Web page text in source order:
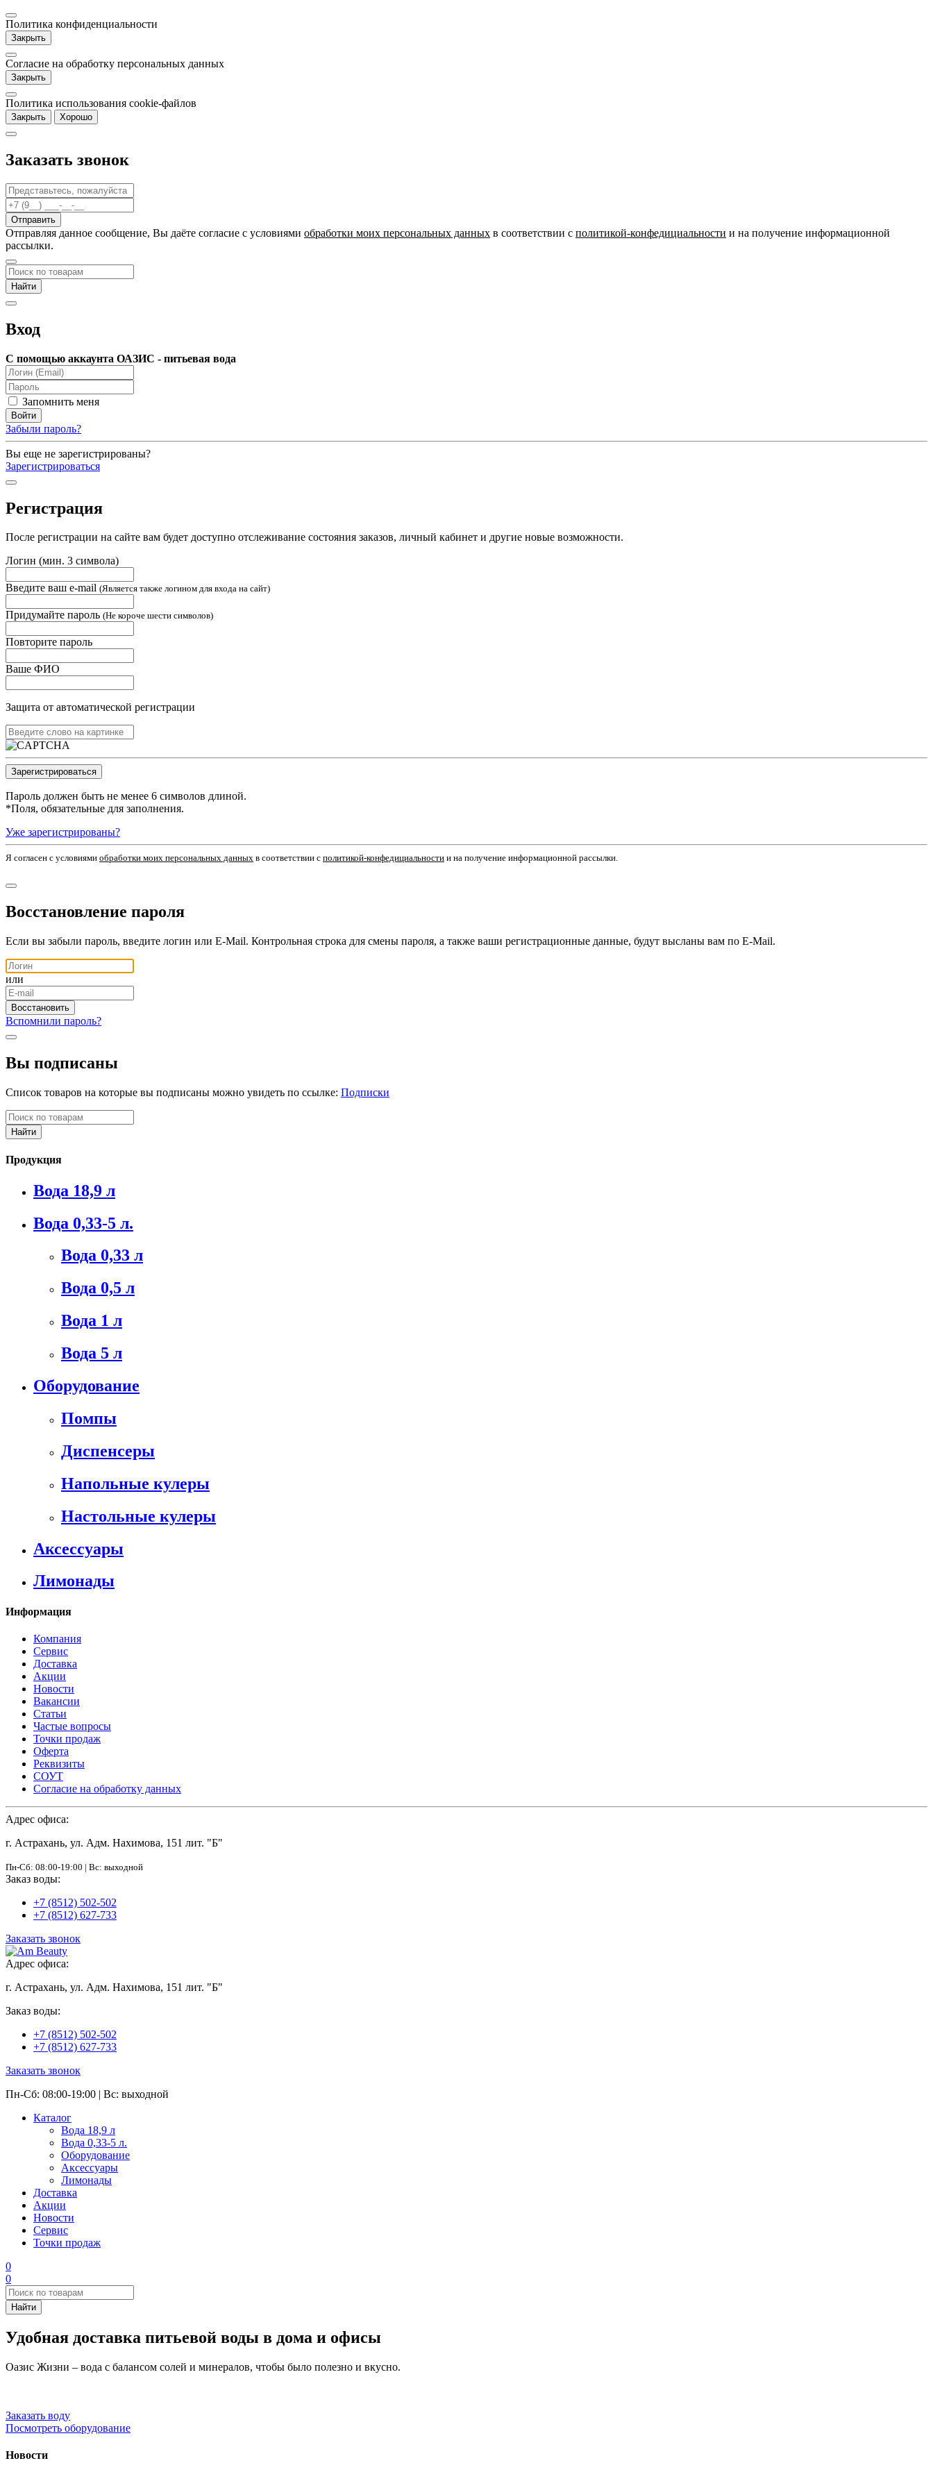
Политика конфиденциальности
Закрыть
Согласие на обработку персональных данных
Закрыть
Политика использования cookie-файлов
Закрыть Хорошо
Заказать звонок
Отправляя данное сообщение, Вы даёте согласие c условиями обработки моих персональных данных в соответствии с политикой-конфедициальности и на получение информационной
рассылки.
Вход
С помощью аккаунта ОАЗИС - питьевая вода
Запомнить меня
Забыли пароль?
Вы еще не зарегистрированы?
Зарегистрироваться
Регистрация
После регистрации на сайте вам будет доступно отслеживание состояния заказов, личный кабинет и другие новые возможности.
Логин (мин. 3 символа)
Введите ваш e-mail (Является также логином для входа на сайт)
Придумайте пароль (Не короче шести символов)
Повторите пароль
Ваше ФИО
Защита от автоматической регистрации
Пароль должен быть не менее 6 символов длиной.
*Поля, обязательные для заполнения.
Уже зарегистрированы?
Я согласен c условиями обработки моих персональных данных в соответствии с политикой-конфедициальности и на получение информационной рассылки.
Восстановление пароля
Если вы забыли пароль, введите логин или E-Mail. Контрольная строка для смены пароля, а также ваши регистрационные данные, будут высланы вам по E-Mail.
или
Вспомнили пароль?
Вы подписаны
Список товаров на которые вы подписаны можно увидеть по ссылке: Подписки
Продукция
Вода 18,9 л
Вода 0,33-5 л.
Вода 0,33 л
Вода 0,5 л
Вода 1 л
Вода 5 л
Оборудование
Помпы
Диспенсеры
Напольные кулеры
Настольные кулеры
Аксессуары
Лимонады
Информация
Компания
Сервис
Доставка
Акции
Новости
Вакансии
Статьи
Частые вопросы
Точки продаж
Оферта
Реквизиты
СОУТ
Согласие на обработку данных
Адрес офиса:
г. Астрахань, ул. Адм. Нахимова, 151 лит. "Б"
Пн-Сб: 08:00-19:00 | Вс: выходной
Заказ воды:
+7 (8512) 502-502
+7 (8512) 627-733
Заказать звонок
Адрес офиса:
г. Астрахань, ул. Адм. Нахимова, 151 лит. "Б"
Заказ воды:
+7 (8512) 502-502
+7 (8512) 627-733
Заказать звонок
Пн-Сб: 08:00-19:00 | Вс: выходной
Каталог
Вода 18,9 л
Вода 0,33-5 л.
Оборудование
Аксессуары
Лимонады
Доставка
Акции
Новости
Сервис
Точки продаж
0
0
Удобная доставка питьевой воды в дома и офисы
Оазис Жизни – вода с балансом солей и минералов, чтобы было полезно и вкусно.
Заказать воду
Посмотреть оборудование
Новости